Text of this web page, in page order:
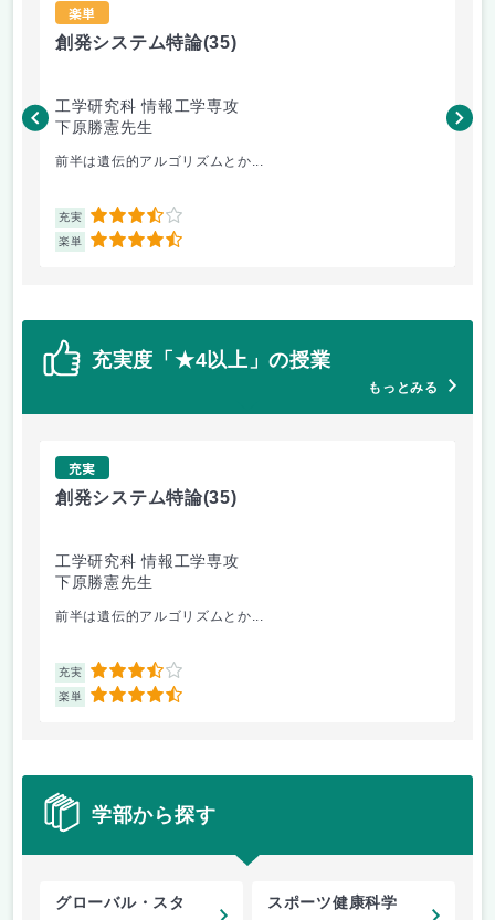
楽単
創発システム特論(35)
工学研究科 情報工学専攻
下原勝憲先生
前半は遺伝的アルゴリズムとか...
充実 3.5
楽単 4.5
市
充実度「★4以上」の授業
もっとみる
充実
創発システム特論(35)
工学研究科 情報工学専攻
下原勝憲先生
前半は遺伝的アルゴリズムとか...
充実 3.5
楽単 4.5
学部から探す
グローバル・スタ
スポーツ健康科学